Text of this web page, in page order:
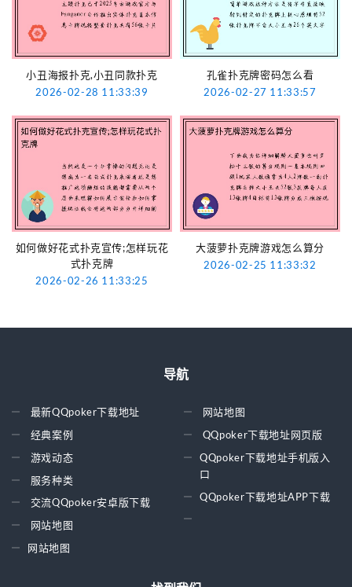
小丑海报扑克,小丑同款扑克
2026-02-28 11:33:39
孔雀扑克牌密码怎么看
2026-02-27 11:33:57
如何做好花式扑克宣传;怎样玩花
式扑克牌
2026-02-26 11:33:25
大菠萝扑克牌游戏怎么算分
2026-02-25 11:33:32
导航
最新QQpoker下载地址
经典案例
游戏动态
服务种类
交流QQpoker安卓版下载
网站地图
网站地图
网站地图
QQpoker下载地址网页版
QQpoker下载地址手机版入
口
QQpoker下载地址APP下载